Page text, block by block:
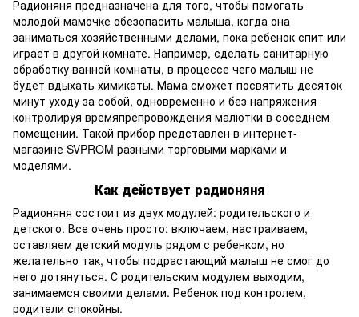
Радионяня предназначена для того, чтобы помогать
молодой мамочке обезопасить малыша, когда она
заниматься хозяйственными делами, пока ребенок спит или
играет в другой комнате. Например, сделать санитарную
обработку ванной комнаты, в процессе чего малыш не
будет вдыхать химикаты. Мама сможет посвятить десяток
минут уходу за собой, одновременно и без напряжения
контролируя времяпрепровождения малютки в соседнем
помещении. Такой прибор представлен в интернет-
магазине SVPROM разными торговыми марками и
моделями.
Как действует радионяня
Радионяня состоит из двух модулей: родительского и
детского. Все очень просто: включаем, настраиваем,
оставляем детский модуль рядом с ребенком, но
желательно так, чтобы подрастающий малыш не смог до
него дотянуться. С родительским модулем выходим,
занимаемся своими делами. Ребенок под контролем,
родители спокойны.